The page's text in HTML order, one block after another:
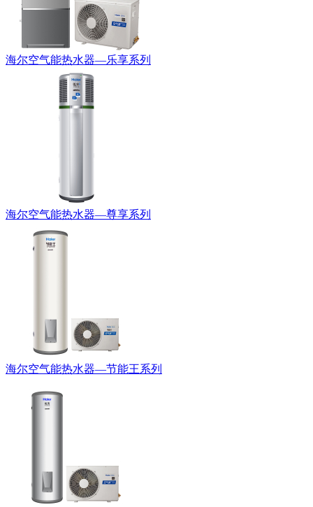
海尔空气能热水器—乐享系列
海尔空气能热水器—尊享系列
海尔空气能热水器—节能王系列